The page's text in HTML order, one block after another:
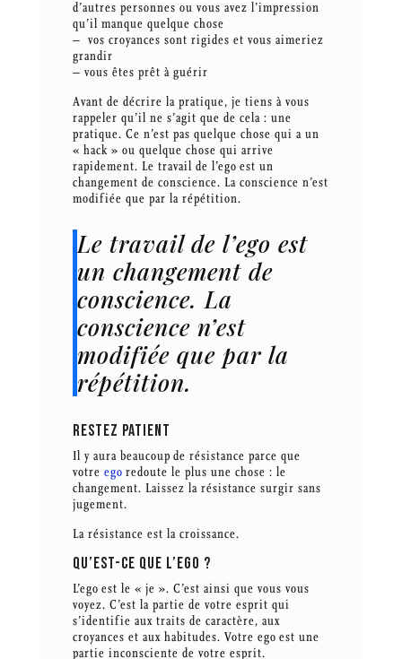
d’autres personnes ou vous avez l’impression
qu’il manque quelque chose
– vos croyances sont rigides et vous aimeriez
grandir
– vous êtes prêt à guérir
Avant de décrire la pratique, je tiens à vous
rappeler qu’il ne s’agit que de cela : une
pratique. Ce n’est pas quelque chose qui a un
« hack » ou quelque chose qui arrive
rapidement. Le travail de l’ego est un
changement de conscience. La conscience n’est
modifiée que par la répétition.
Le travail de l’ego est
un changement de
conscience. La
conscience n’est
modifiée que par la
répétition.
RESTEZ PATIENT
Il y aura beaucoup de résistance parce que
votre egoredoute le plus une chose : le
changement. Laissez la résistance surgir sans
jugement.
La résistance est la croissance.
QU’EST-CE QUE L’EGO ?
L’ego est le « je ». C’est ainsi que vous vous
voyez. C’est la partie de votre esprit qui
s’identifie aux traits de caractère, aux
croyances et aux habitudes. Votre ego est une
partie inconsciente de votre esprit.